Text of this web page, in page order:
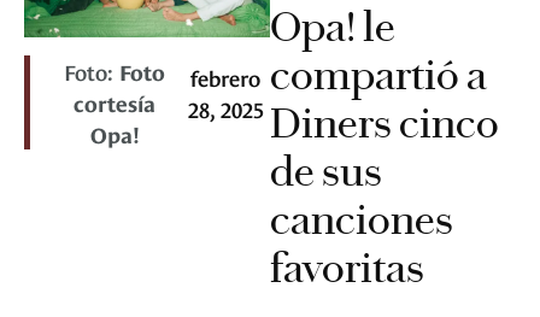
Foto: Foto
cortesía
Opa!
febrero
28, 2025
Opa! le
compartió a
Diners cinco
de sus
canciones
favoritas